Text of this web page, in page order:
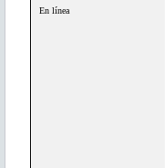
En línea